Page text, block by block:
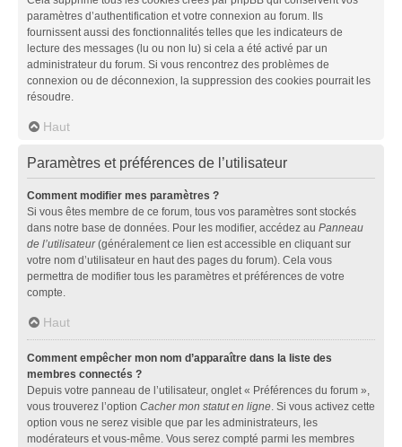
paramètres d’authentification et votre connexion au forum. Ils
fournissent aussi des fonctionnalités telles que les indicateurs de
lecture des messages (lu ou non lu) si cela a été activé par un
administrateur du forum. Si vous rencontrez des problèmes de
connexion ou de déconnexion, la suppression des cookies pourrait les
résoudre.
Haut
Paramètres et préférences de l’utilisateur
Comment modifier mes paramètres ?
Si vous êtes membre de ce forum, tous vos paramètres sont stockés
dans notre base de données. Pour les modifier, accédez au Panneau
de l’utilisateur(généralement ce lien est accessible en cliquant sur
votre nom d’utilisateur en haut des pages du forum). Cela vous
permettra de modifier tous les paramètres et préférences de votre
compte.
Haut
Comment empêcher mon nom d’apparaître dans la liste des
membres connectés ?
Depuis votre panneau de l’utilisateur, onglet « Préférences du forum »,
vous trouverez l’option Cacher mon statut en ligne. Si vous activez cette
option vous ne serez visible que par les administrateurs, les
modérateurs et vous-même. Vous serez compté parmi les membres